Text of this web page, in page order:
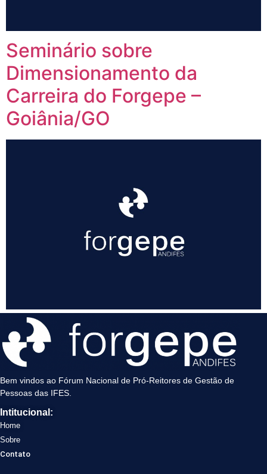
Seminário sobre
Dimensionamento da
Carreira do Forgepe –
Goiânia/GO
Bem vindos ao Fórum Nacional de Pró-Reitores de Gestão de
Pessoas das IFES.
Intitucional:
Home
Sobre
Contato